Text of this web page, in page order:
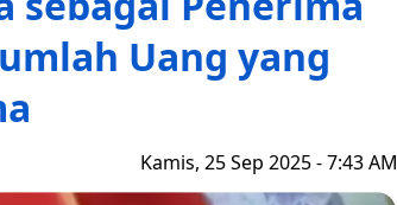
Uang yang
Kamis, 25 Sep 2025 - 7:43 AM